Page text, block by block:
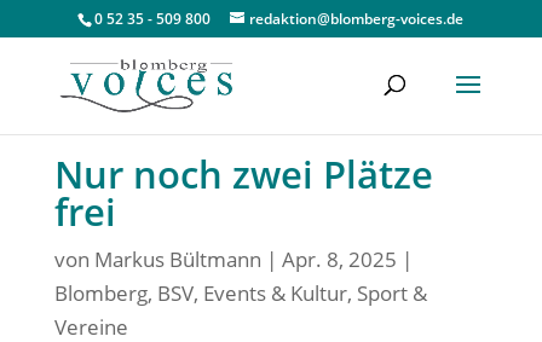
0 52 35 - 509 800 redaktion@blomberg-voices.de
Nur noch zwei Plätze
frei
von Markus Bültmann | Apr. 8, 2025 |
Blomberg, BSV, Events & Kultur, Sport &
Vereine